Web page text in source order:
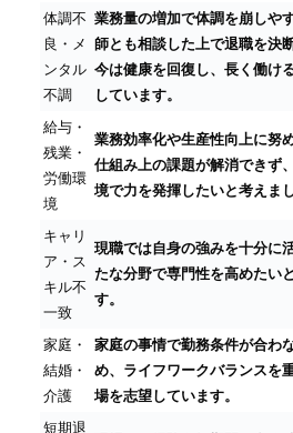
体調不
良・メ
ンタル
不調
業務量の増加で体調を崩しや
師とも相談した上で退職を決
今は健康を回復し、長く働け
しています。
給与・
残業・
労働環
境
業務効率化や生産性向上に努
仕組み上の課題が解消できず
境で力を発揮したいと考えまし
キャリ
ア・ス
キル不
一致
現職では自身の強みを十分に
たな分野で専門性を高めたい
す。
家庭・
結婚・
介護
家庭の事情で勤務条件が合わ
め、ライフワークバランスを
場を志望しています。
短期退